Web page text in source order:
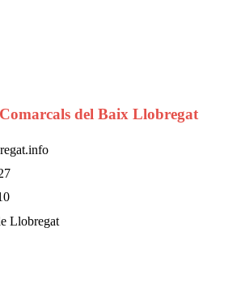
del Baix Llobregat
Llobregat